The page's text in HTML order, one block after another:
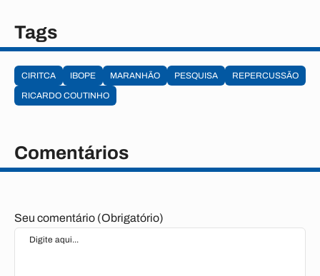
Tags
CIRITCA IBOPE MARANHÃO PESQUISA
REPERCUSSÃO
RICARDO COUTINHO
Comentários
Seu comentário (Obrigatório)